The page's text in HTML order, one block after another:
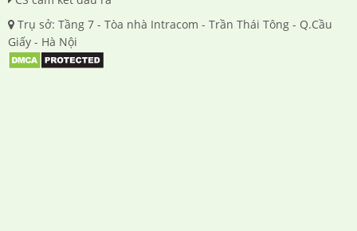
Trụ sở: Tầng 7 - Tòa nhà Intracom - Trần Thái Tông - Q.Cầu
Giấy - Hà Nội